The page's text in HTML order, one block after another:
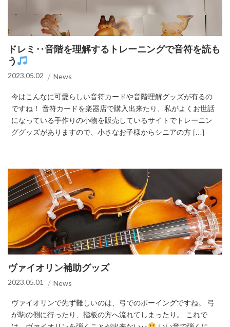
ドレミ‥音階を理解するトレーニングで音符を読も
う
2023.05.02 News
今はこんなに可愛らしい音符カードや音階理解グッズが有るの
ですね！ 音符カードを楽器店で購入出来たり、私がよくお世話
になっている手作りの小物を販売しているサイトでトレーニン
ググッズがありますので、小さなお子様からシニアの方 […]
ヴァイオリン補助グッズ
2023.05.01 News
ヴァイオリンで先ず難しいのは、弓でのボーイングですね。 弓
が駒の側に行ったり、指板の方へ流れてしまったり。 これで